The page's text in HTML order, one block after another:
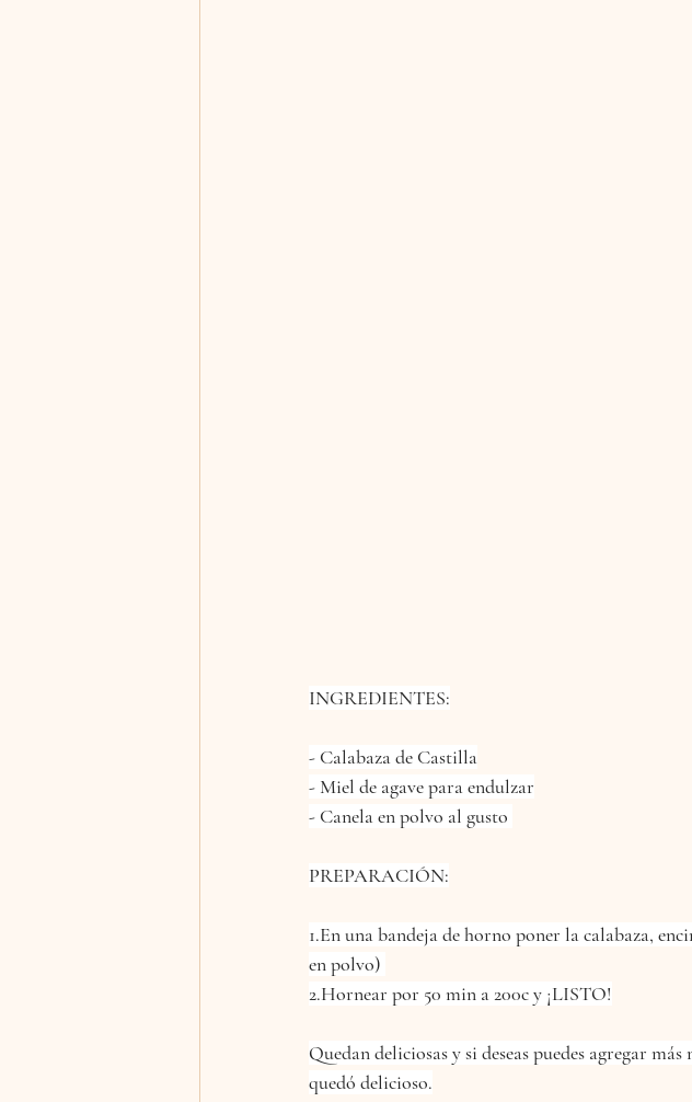
INGREDIENTES:
- Calabaza de Castilla
- Miel de agave para endulzar
- Canela en polvo al gusto
PREPARACIÓN:
1.En una bandeja de horno poner la calabaza,
en polvo)
2.Hornear por 50 min a 200c y ¡LISTO!
Quedan deliciosas y si deseas puedes agregar
quedó delicioso.